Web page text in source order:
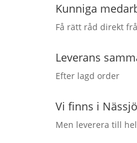
Kunniga
Få rätt råd direkt
Leverans
Efter lagd order
Vi finns i Nässjö
Men leverera till